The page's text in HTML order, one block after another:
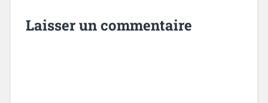
Laisser un commentaire